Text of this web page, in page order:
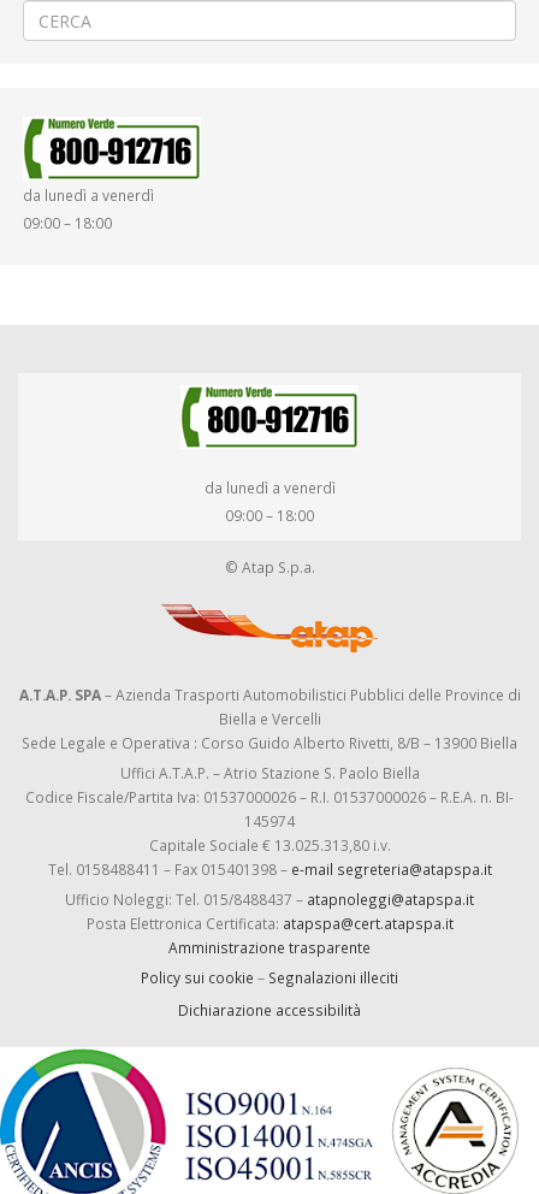
da lunedì a venerdì
09:00 – 18:00
da lunedì a venerdì
09:00 – 18:00
© Atap S.p.a.
A.T.A.P. SPA– Azienda Trasporti Automobilistici Pubblici delle Province di
Biella e Vercelli
Sede Legale e Operativa : Corso Guido Alberto Rivetti, 8/B – 13900 Biella
Uffici A.T.A.P. – Atrio Stazione S. Paolo Biella
Codice Fiscale/Partita Iva: 01537000026 – R.I. 01537000026 – R.E.A. n. BI-
145974
Capitale Sociale € 13.025.313,80 i.v.
Tel. 0158488411 – Fax 015401398 – e-mail segreteria@atapspa.it
Ufficio Noleggi: Tel. 015/8488437 – atapnoleggi@atapspa.it
Posta Elettronica Certificata: atapspa@cert.atapspa.it
Amministrazione trasparente
Policy sui cookie – Segnalazioni illeciti
Dichiarazione accessibilità